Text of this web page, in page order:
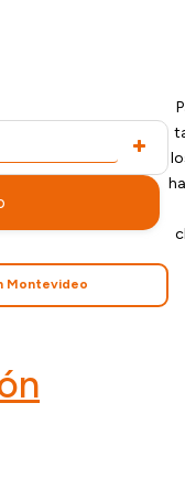
Montevideo